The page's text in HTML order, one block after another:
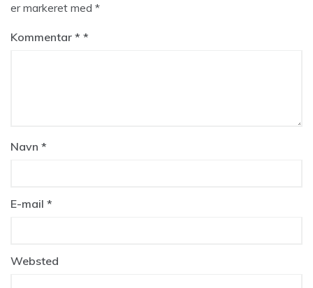
er markeret med *
Kommentar *
Navn *
E-mail *
Websted